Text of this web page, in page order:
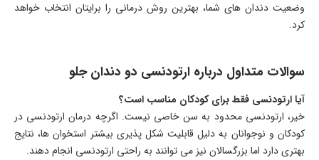
وضعیت دندان های شما، بهترین روش درمانی را برایتان انتخاب خواهد
کرد.
سوالات متداول درباره ارتودنسی دو دندان جلو
آیا ارتودنسی فقط برای کودکان مناسب است؟
خیر، ارتودنسی محدود به سن خاصی نیست. اگرچه درمان ارتودنسی در
کودکان و نوجوانان به دلیل قابلیت شکل پذیری بیشتر استخوان ها، نتایج
بهتری دارد اما بزرگسالان نیز می توانند به راحتی ارتودنسی انجام دهند.